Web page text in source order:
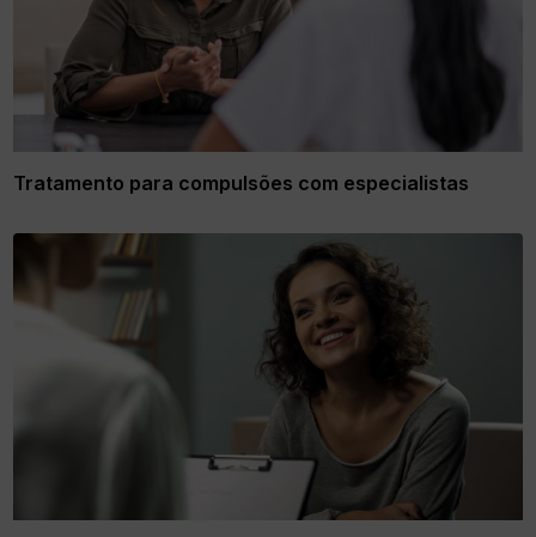
Tratamento para compulsões com especialistas